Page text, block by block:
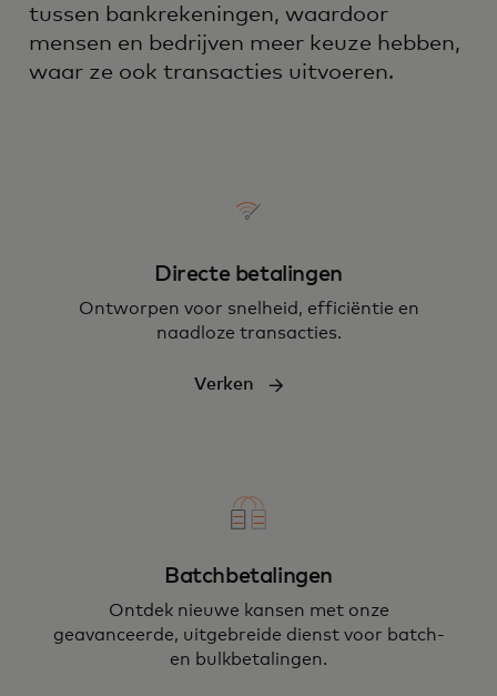
tussen bankrekeningen, waardoor
mensen en bedrijven meer keuze hebben,
waar ze ook transacties uitvoeren.
Directe betalingen
Ontworpen voor snelheid, efficiëntie en
naadloze transacties.
Verken
Batchbetalingen
Ontdek nieuwe kansen met onze
geavanceerde, uitgebreide dienst voor batch-
en bulkbetalingen.